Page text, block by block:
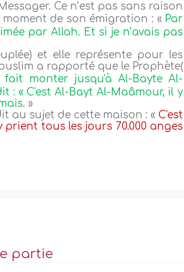
Ce n’est pas sans raison
de son émigration : « Par
par Allah. Et si je n’avais pas
et elle représente pour les
a rapporté que le Prophète(
fait monter jusqu'à Al-Bayte Al-
: « C'est Al-Bayt Al-Maâmour, il y
. »
au sujet de cette maison : « C'est
tous les jours 70.000 anges
partie